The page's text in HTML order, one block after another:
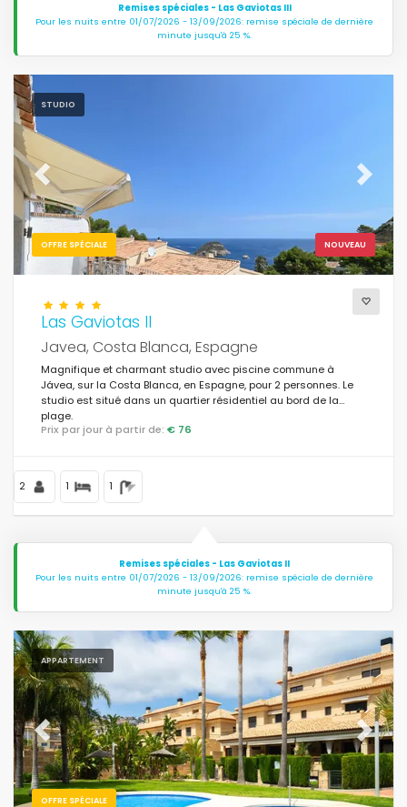
Remises spéciales - Las Gaviotas III
Pour les nuits entre 01/07/2026 - 13/09/2026: remise spéciale de dernière
minute jusqu'à 25 %.
STUDIO
NOUVEAU
OFFRE SPÉCIALE
Previous Next
Las Gaviotas II
Javea, Costa Blanca, Espagne
Magnifique et charmant studio avec piscine commune à
Jávea, sur la Costa Blanca, en Espagne, pour 2 personnes. Le
studio est situé dans un quartier résidentiel au bord de la
plage.
Prix par jour à partir de: € 76
2 1 1
Remises spéciales - Las Gaviotas II
Pour les nuits entre 01/07/2026 - 13/09/2026: remise spéciale de dernière
minute jusqu'à 25 %.
APPARTEMENT
OFFRE SPÉCIALE
Previous Next